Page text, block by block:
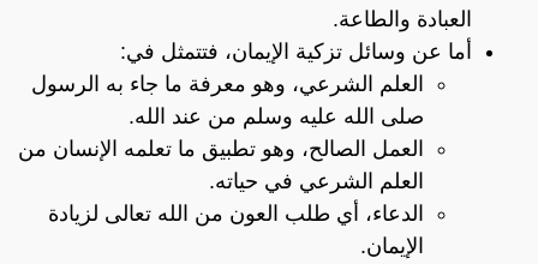
العبادة والطاعة.
أما عن وسائل تزكية الإيمان، فتتمثل في:
العلم الشرعي، وهو معرفة ما جاء به الرسول
صلى الله عليه وسلم من عند الله.
العمل الصالح، وهو تطبيق ما تعلمه الإنسان من
العلم الشرعي في حياته.
الدعاء، أي طلب العون من الله تعالى لزيادة
الإيمان.